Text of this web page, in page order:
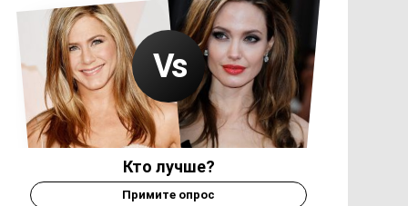
Кто лучше?
Примите опрос